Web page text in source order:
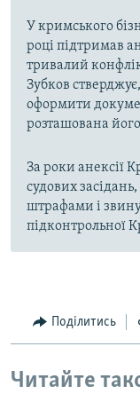
У кримського
році підтримав
тривалий
Зубков
оформити
розташована його
За роки анексії
судових
штрафами і
підконтрольної
Поділитись
Читайте